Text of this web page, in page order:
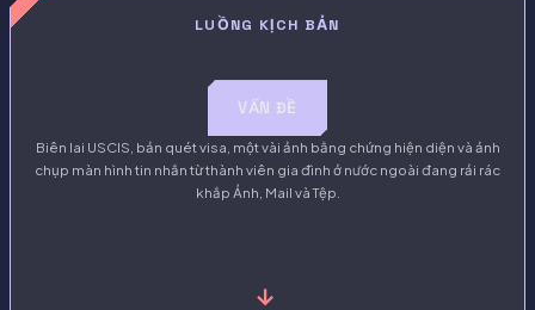
LUỒNG KỊCH BẢN
VẤN ĐỀ
Biên lai USCIS, bản quét visa, một vài ảnh bằng chứng hiện diện và ảnh
chụp màn hình tin nhắn từ thành viên gia đình ở nước ngoài đang rải rác
khắp Ảnh, Mail và Tệp.
→